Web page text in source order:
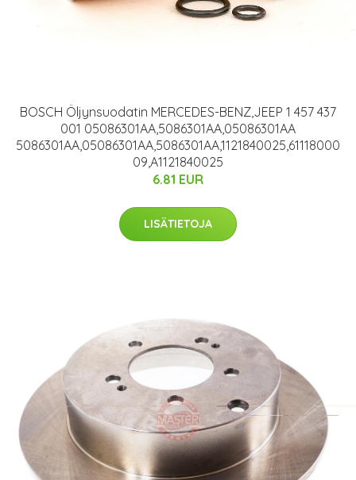
BOSCH Öljynsuodatin MERCEDES-BENZ,JEEP 1 457 437
001 05086301AA,5086301AA,05086301AA
5086301AA,05086301AA,5086301AA,1121840025,61118000
09,A1121840025
6.81 EUR
LISÄTIETOJA